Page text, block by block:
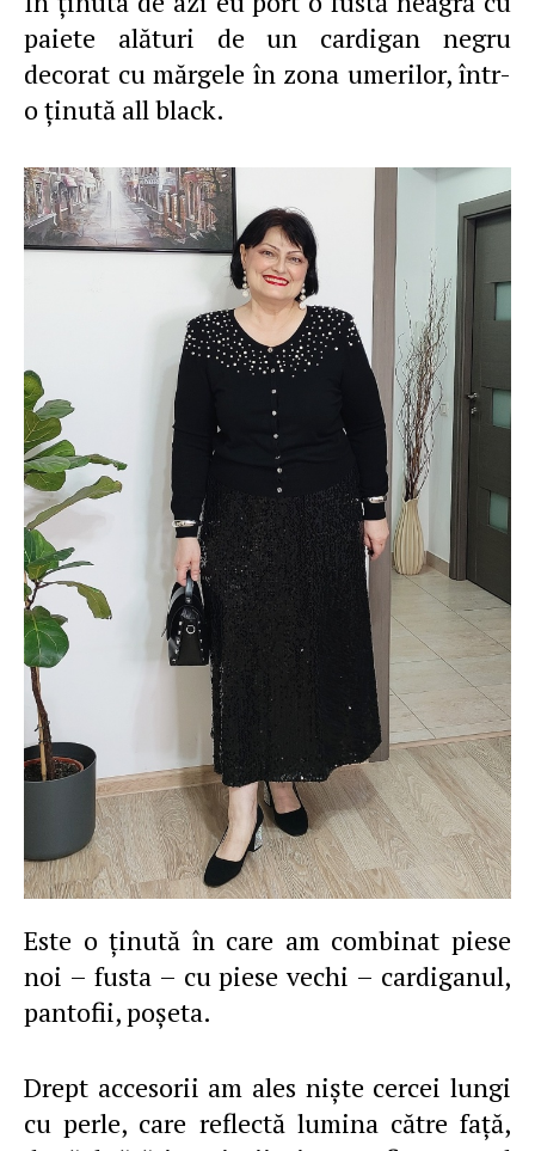
paiete alături de un cardigan negru
decorat cu mărgele în zona umerilor, într-
o ţinută all black.
Este o ţinută în care am combinat piese
noi – fusta – cu piese vechi – cardiganul,
pantofii, poşeta.
Drept accesorii am ales nişte cercei lungi
cu perle, care reflectă lumina către faţă,